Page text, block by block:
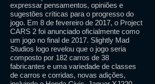
expressar pensamentos, opiniões e
sugestões críticas para o progresso do
jogo. Em 8 de fevereiro de 2017, o Project
CARS 2 foi anunciado oficialmente como
um jogo no final de 2017. Slightly Mad
Studios logo revelou que o jogo seria
composto por 182 carros de 38
fabricantes e uma variedade de classes
de carros e corridas, novas adições,